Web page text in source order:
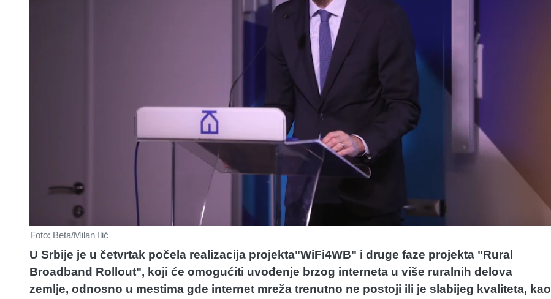
Foto: Beta/Milan Ilić
U Srbije je u četvrtak počela realizacija projekta"WiFi4WB" i druge faze projekta "Rural
Broadband Rollout", koji će omogućiti uvođenje brzog interneta u više ruralnih delova
zemlje, odnosno u mestima gde internet mreža trenutno ne postoji ili je slabijeg kvaliteta, kao